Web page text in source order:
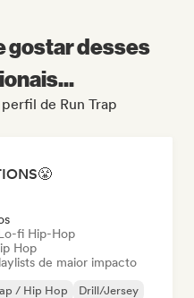
gostar desses
de Run Trap
fi Hip-Hop
Hop
de maior impacto
/ Hip Hop
Drill/Jersey